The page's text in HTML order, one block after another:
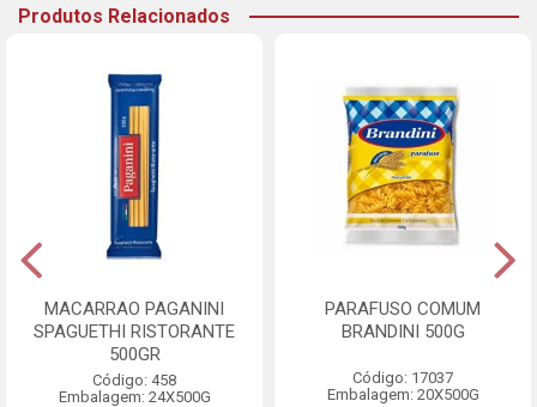
Produtos Relacionados
MACARRAO PAGANINI
SPAGUETHI RISTORANTE
500GR
Código: 458
Embalagem: 24X500G
PARAFUSO COMUM
BRANDINI 500G
Código: 17037
Embalagem: 20X500G